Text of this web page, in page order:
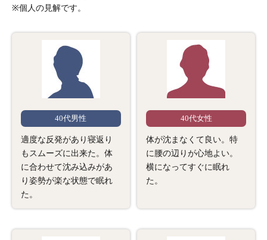
※個人の見解です。
40代男性
適度な反発があり寝返り
もスムーズに出来た。体
に合わせて沈み込みがあ
り姿勢が楽な状態で眠れ
た。
40代女性
体が沈まなくて良い。特
に腰の辺りが心地よい。
横になってすぐに眠れ
た。